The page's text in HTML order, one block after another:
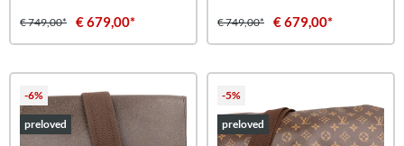
€ 749,00* € 679,00* € 749,00* € 679,00*
-6%
preloved
-5%
preloved